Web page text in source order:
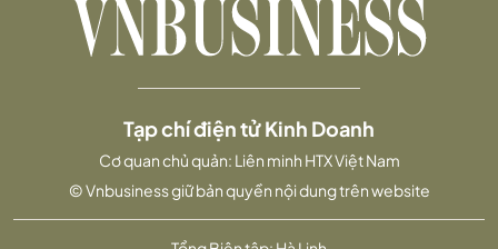
Tạp chí điện tử Kinh Doanh
Cơ quan chủ quản: Liên minh HTX Việt Nam
© Vnbusiness giữ bản quyền nội dung trên website